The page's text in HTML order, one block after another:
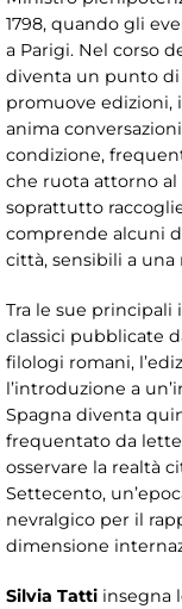
1798, quando gli
a Parigi. Nel corso
diventa un punto
promuove edizioni,
anima
condizione,
che ruota attorno al
soprattutto
comprende alcuni
città, sensibili a
Tra le sue principali
classici pubblicate
filologi romani,
l’introduzione a
Spagna diventa
frequentato da
osservare la realtà
Settecento,
nevralgico per il
dimensione
Silvia Tatti insegna